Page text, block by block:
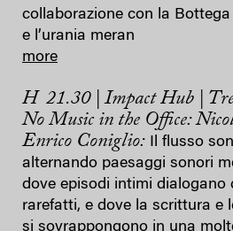
collaborazione con la
e l’urania meran
more
H 21.30 | Impact Hub |
No Music in the Office:
Enrico Coniglio: Il flusso
alternando paesaggi sonori
dove episodi intimi dialogano
rarefatti, e dove la scrittura e
si sovrappongono in una